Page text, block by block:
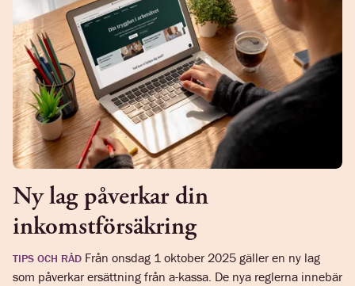
Ny lag påverkar din
inkomstförsäkring
TIPS OCH RÅD Från onsdag 1 oktober 2025 gäller en ny lag
som påverkar ersättning från a-kassa. De nya reglerna innebär